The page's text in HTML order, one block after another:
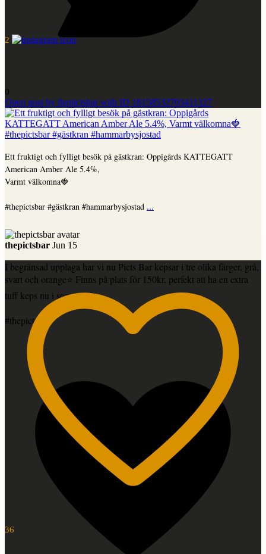
2
0
Open post by thepictsbar with ID 18158532703411327
Ett fruktigt och fylligt besök på gästkran: Oppigårds KATTEGATT
American Amber Ale 5.4%,
Varmt välkomna🍓
#thepictsbar #gästkran #hammarbysjostad ...
36
thepictsbar Jun 15
I begränsad upplaga har vi nu Picts Bar kepsar i tre olika färger, grå,
svart och orange⭐️ Finns på plats för 150kr, perfekt att ha en extra
tuff keps nu i sommar🍻
#thepictsbar